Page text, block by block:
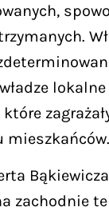
mieszkańców.
zachodnie